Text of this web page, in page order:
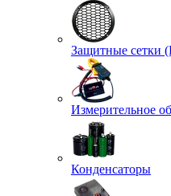
Защитные сетки
Измерительное
Конденсаторы